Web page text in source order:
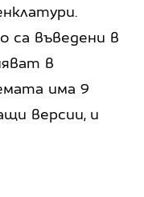
са въведени в
в
има 9
версии, и